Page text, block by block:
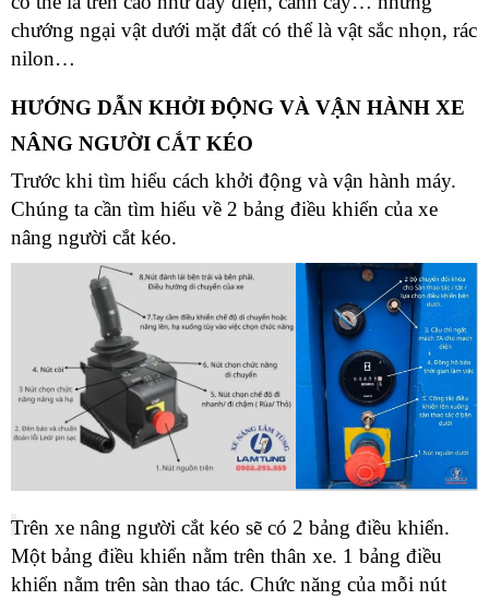
chướng ngại vật dưới mặt đất có thể là vật sắc nhọn, rác
nilon…
HƯỚNG DẪN KHỞI ĐỘNG VÀ VẬN HÀNH XE
NÂNG NGƯỜI CẮT KÉO
Trước khi tìm hiểu cách khởi động và vận hành máy.
Chúng ta cần tìm hiểu về 2 bảng điều khiển của xe
nâng người cắt kéo.
Trên xe nâng người cắt kéo sẽ có 2 bảng điều khiển.
Một bảng điều khiển nằm trên thân xe. 1 bảng điều
khiển nằm trên sàn thao tác. Chức năng của mỗi nút